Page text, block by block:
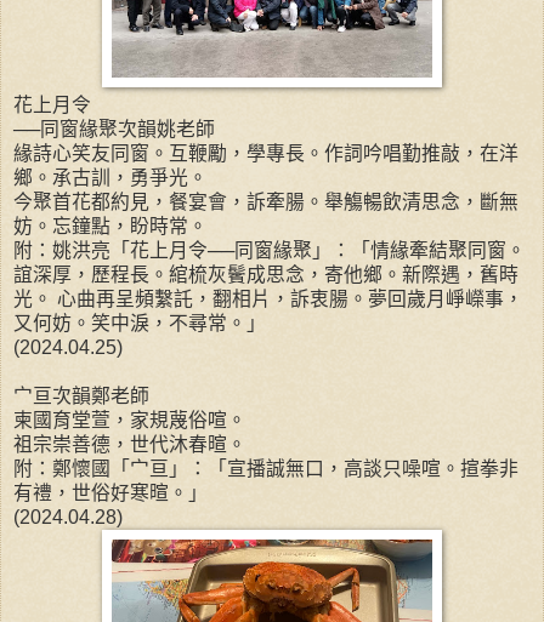
花上月令
──同窗緣聚次韻姚老師
緣詩心笑友同窗。互鞭勵，學專長。作詞吟唱勤推敲，在洋
鄉。承古訓，勇爭光。
今聚首花都約見，餐宴會，訴牽腸。舉觴暢飲清思念，斷無
妨。忘鐘點，盼時常。
附：姚洪亮「花上月令──同窗緣聚」：「情緣牽結聚同窗。
誼深厚，歷程長。綰梳灰鬢成思念，寄他鄉。新際遇，舊時
光。 心曲再呈頻繫託，翻相片，訴衷腸。夢回歲月崢嶸事，
又何妨。笑中淚，不尋常。」
(2024.04.25)
宀亘次韻鄭老師
柬國育堂萱，家規蔑俗喧。
祖宗崇善德，世代沐春暄。
附：鄭懷國「宀亘」：「宣播誠無口，高談只噪喧。揎拳非
有禮，世俗好寒暄。」
(2024.04.28)